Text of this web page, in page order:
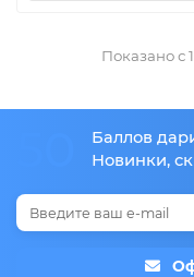
Показано с
Баллов
Новинки,